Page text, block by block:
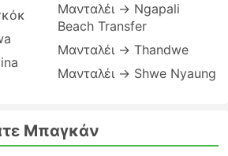
Μανταλέι → Ngapali
Beach Transfer
Μανταλέι → Thandwe
Μανταλέι → Shwe Nyaung
Μπαγκάν